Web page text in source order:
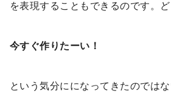
を表現することもできるのです。ど
今すぐ作りたーい！
という気分にになってきたのでは